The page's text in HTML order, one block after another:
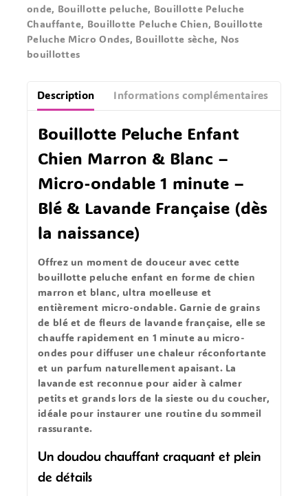
onde, Bouillotte peluche, Bouillotte Peluche
Chauffante, Bouillotte Peluche Chien, Bouillotte
Peluche Micro Ondes, Bouillotte sèche, Nos
bouillottes
Description Informations complémentaires
Bouillotte Peluche Enfant
Chien Marron & Blanc –
Micro-ondable 1 minute –
Blé & Lavande Française (dès
la naissance)
Offrez un moment de douceur avec cette
bouillotte peluche enfant en forme dechien
marron et blanc, ultra moelleuse et
entièrement micro-ondable. Garnie degrains
de bléet de fleurs de lavande française, elle se
chauffe rapidement en 1 minute au micro-
ondes pour diffuser une chaleur réconfortante
et un parfum naturellement apaisant. La
lavande est reconnue pour aider àcalmer
petits et grands lors de lasieste ou ducoucher,
idéale pour instaurer une routine du sommeil
rassurante.
Un doudou chauffant craquant et plein
de détails